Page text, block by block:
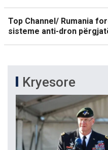
Top Channel/ Rumania
sisteme anti-dron
Kryesore